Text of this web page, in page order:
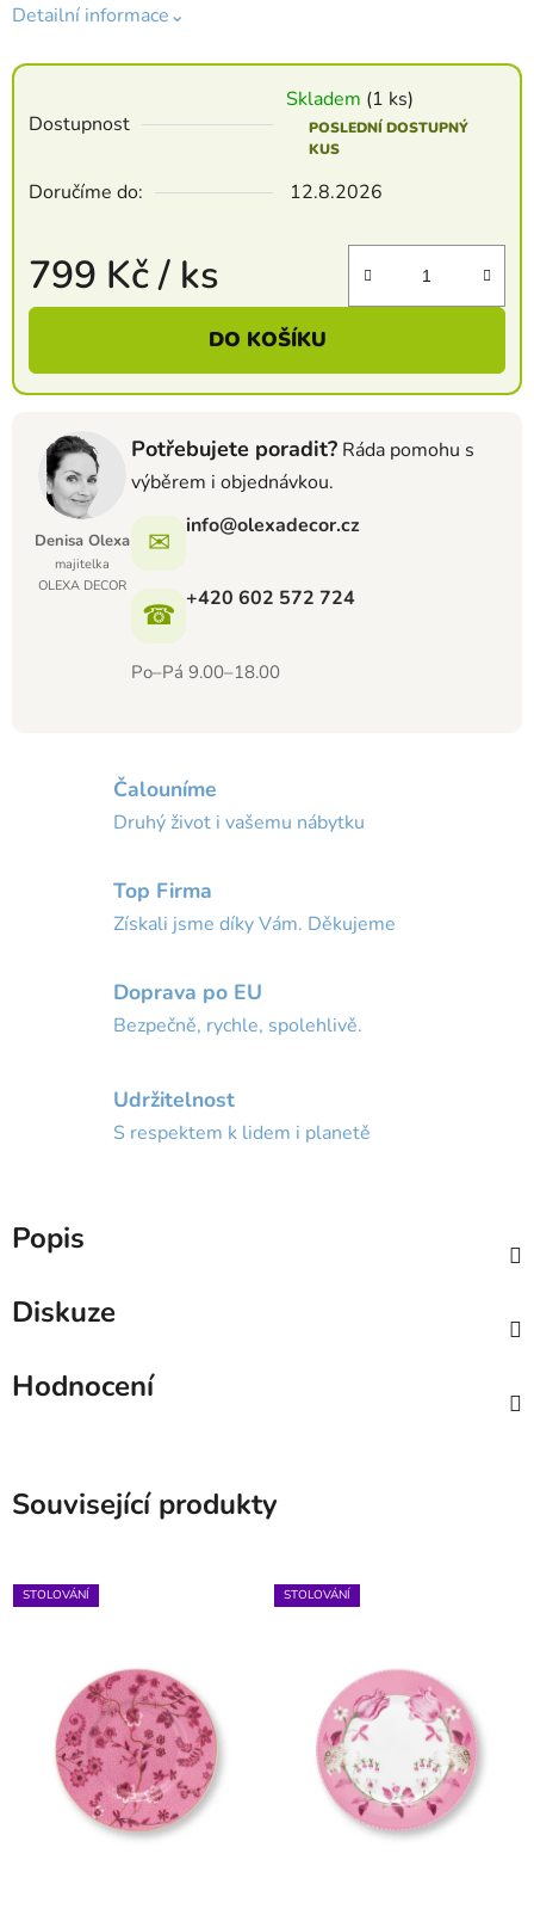
Detailní informace⌄
Dostupnost
Skladem (1 ks)
POSLEDNÍ DOSTUPNÝ
KUS
Doručíme do: 12.8.2026
799 Kč/ ks
Měrná cena:
DO KOŠÍKU
Denisa Olexa
majitelka
OLEXA DECOR
Potřebujete poradit? Ráda pomohu s
výběrem i objednávkou.
✉ info@olexadecor.cz
☎ +420 602 572 724
Po–Pá 9.00–18.00
Čalouníme
Druhý život i vašemu nábytku
Top Firma
Získali jsme díky Vám. Děkujeme
Doprava po EU
Bezpečně, rychle, spolehlivě.
Udržitelnost
S respektem k lidem i planetě
Popis
Diskuze
Hodnocení
Související produkty
STOLOVÁNÍ STOLOVÁNÍ